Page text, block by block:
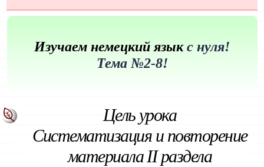
Изучаем немецкий языкс нуля!
Тема №2-8!
Цель урока
Систематизация и повторение
материала II раздела